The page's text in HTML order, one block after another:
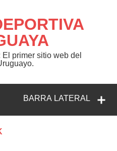
primer sitio web del
BARRA LATERAL